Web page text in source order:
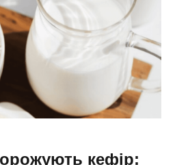
кефір: